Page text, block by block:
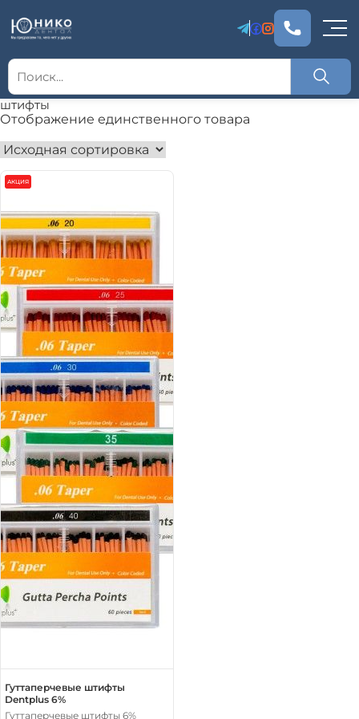
штифты
Отображение единственного товара
АКЦИЯ
Гуттаперчевые штифты
Dentplus 6%
Гуттаперчевые штифты 6%